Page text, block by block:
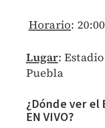
Horario:
Lugar:
Puebla
¿Dónde ver el
EN VIVO?